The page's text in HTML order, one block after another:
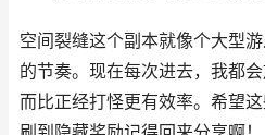
空间裂缝这个副本就像个大型
的节奏。现在每次进去，我都
而比正经打怪更有效率。希望